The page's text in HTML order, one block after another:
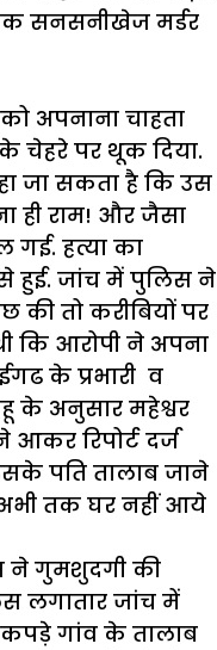
सनसनीखेज मर्डर
अपनाना चाहता
चेहरे पर थूक दिया.
जा सकता है कि उस
ही राम! और जैसा
गई. हत्या का
हुई. जांच में पुलिस ने
की तो करीबियों पर
कि आरोपी ने अपना
के प्रभारी व
के अनुसार महेश्वर
आकर रिपोर्ट दर्ज
पति तालाब जाने
तक घर नहीं आये
ने गुमशुदगी की
लगातार जांच में
कपड़े गांव के तालाब